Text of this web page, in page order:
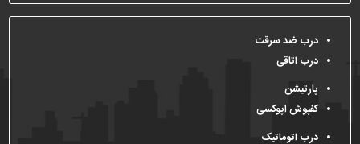
درب ضد سرقت
درب اتاقی
پارتیشن
کفپوش اپوکسی
درب اتوماتیک